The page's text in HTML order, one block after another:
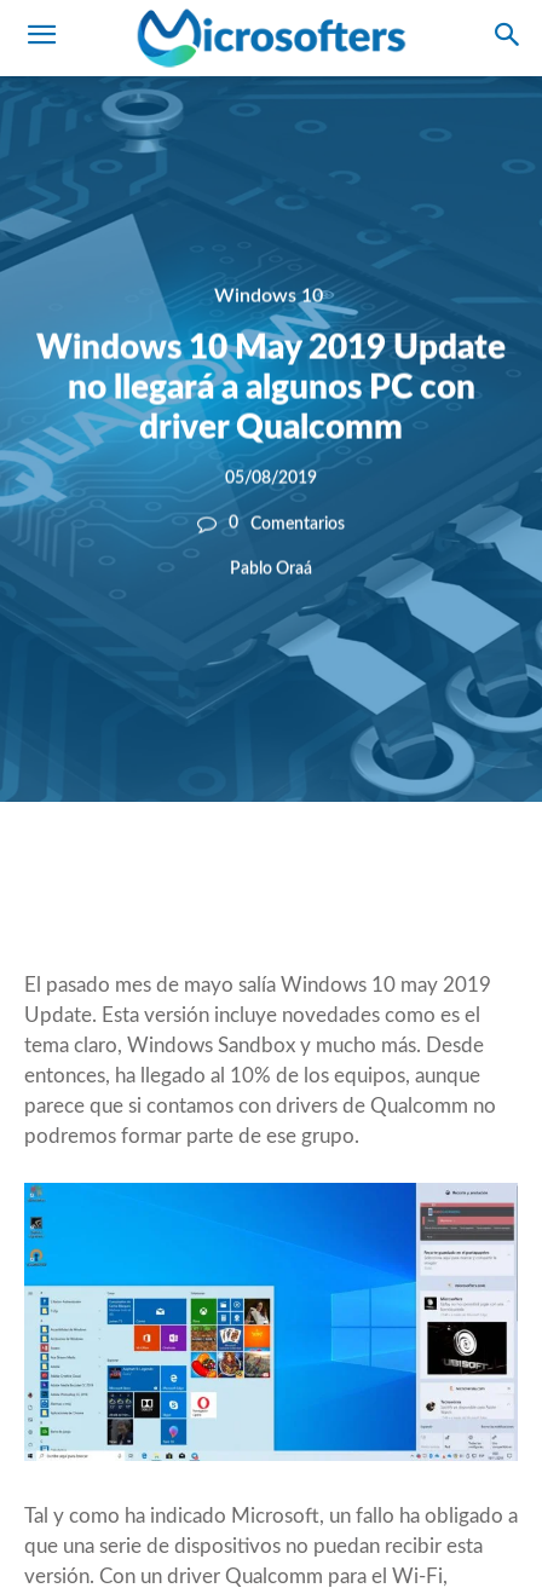
Windows 10
Windows 10 May 2019 Update
no llegará a algunos PC con
driver Qualcomm
05/08/2019
0 Comentarios
Pablo Oraá
El pasado mes de mayo salía Windows 10 may 2019
Update. Esta versión incluye novedades como es el
tema claro, Windows Sandbox y mucho más. Desde
entonces, ha llegado al 10% de los equipos, aunque
parece que si contamos con drivers de Qualcomm no
podremos formar parte de ese grupo.
Tal y como ha indicado Microsoft, un fallo ha obligado a
que una serie de dispositivos no puedan recibir esta
versión. Con un driver Qualcomm para el Wi-Fi,